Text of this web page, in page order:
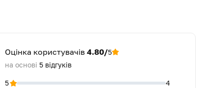
Оцінка користувачів 4.80/5
на основі 5 відгуків
5
4